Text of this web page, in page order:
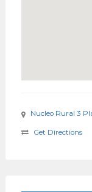
Nucleo Rural 3
Get Directions